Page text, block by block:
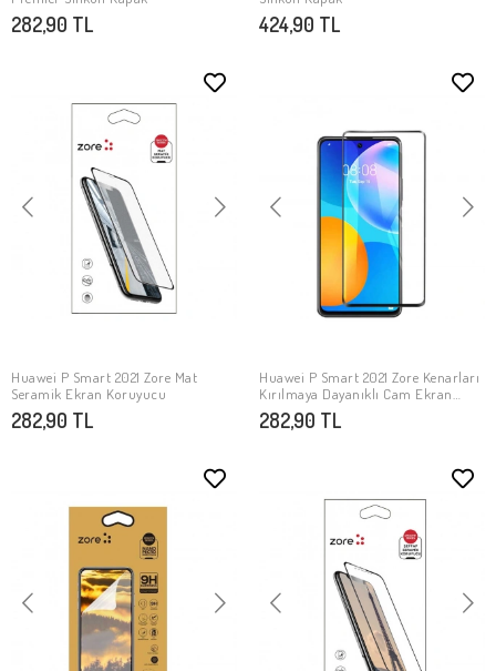
282,90 TL 424,90 TL
SEPETE EKLE
Huawei P Smart 2021 Zore Mat
Seramik Ekran Koruyucu
282,90 TL
SEPETE EKLE
Huawei P Smart 2021 Zore Kenarları
Kırılmaya Dayanıklı Cam Ekran
Koruyucu
282,90 TL